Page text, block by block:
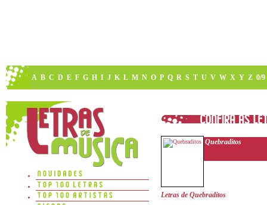
A B C D E F G H I J K L M N O P Q R S T U V W X Y Z 0/9
Quebraditos
Letras de Quebraditos